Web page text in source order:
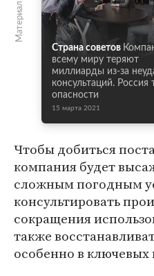
Страна советов
всему миру теряют
миллиарды из-за
консультаций. Россия
опасности
15 марта 2021
Чтобы добиться
компания будет
сложным погодным
консультировать
сокращения
также
особенно в